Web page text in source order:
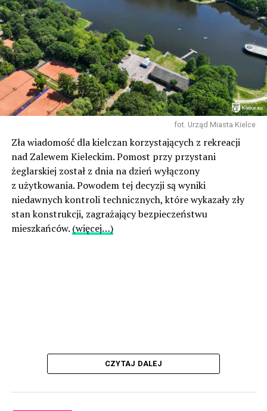
fot. Urząd Miasta Kielce
Zła wiadomość dla kielczan korzystających z rekreacji
nad Zalewem Kieleckim. Pomost przy przystani
żeglarskiej został z dnia na dzień wyłączony
z użytkowania. Powodem tej decyzji są wyniki
niedawnych kontroli technicznych, które wykazały zły
stan konstrukcji, zagrażający bezpieczeństwu
mieszkańców. (więcej…)
CZYTAJ DALEJ